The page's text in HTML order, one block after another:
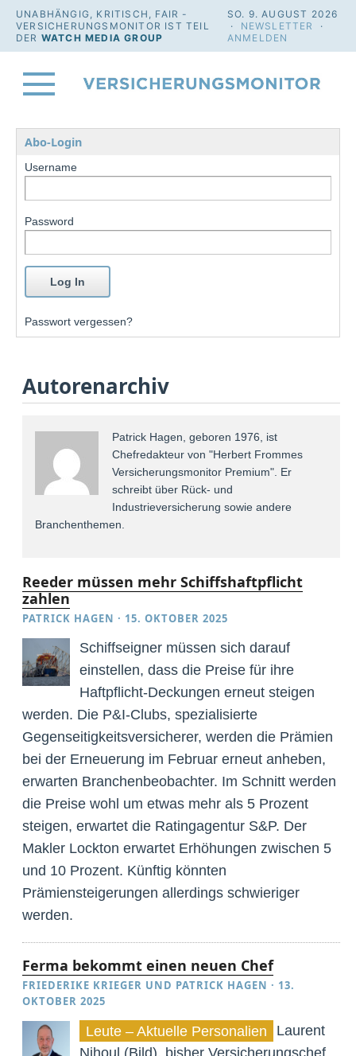
UNABHÄNGIG, KRITISCH, FAIR -
VERSICHERUNGSMONITOR IST TEIL
DER WATCH MEDIA GROUP
SO. 9. AUGUST 2026
· NEWSLETTER
·
ANMELDEN
Abo-Login
Username
Password
Passwort vergessen?
Autorenarchiv
Patrick Hagen, geboren 1976, ist
Chefredakteur von "Herbert Frommes
Versicherungsmonitor Premium". Er
schreibt über Rück- und
Industrieversicherung sowie andere
Branchenthemen.
Reeder müssen mehr Schiffshaftpflicht
zahlen
PATRICK HAGEN · 15. OKTOBER 2025
Schiffseigner müssen sich darauf
einstellen, dass die Preise für ihre
Haftpflicht-Deckungen erneut steigen
werden. Die P&I-Clubs, spezialisierte
Gegenseitigkeitsversicherer, werden die Prämien
bei der Erneuerung im Februar erneut anheben,
erwarten Branchenbeobachter. Im Schnitt werden
die Preise wohl um etwas mehr als 5 Prozent
steigen, erwartet die Ratingagentur S&P. Der
Makler Lockton erwartet Erhöhungen zwischen 5
und 10 Prozent. Künftig könnten
Prämiensteigerungen allerdings schwieriger
werden.
Ferma bekommt einen neuen Chef
FRIEDERIKE KRIEGER UND PATRICK HAGEN · 13.
OKTOBER 2025
Leute – Aktuelle Personalien
Laurent
Nihoul (Bild), bisher Versicherungschef